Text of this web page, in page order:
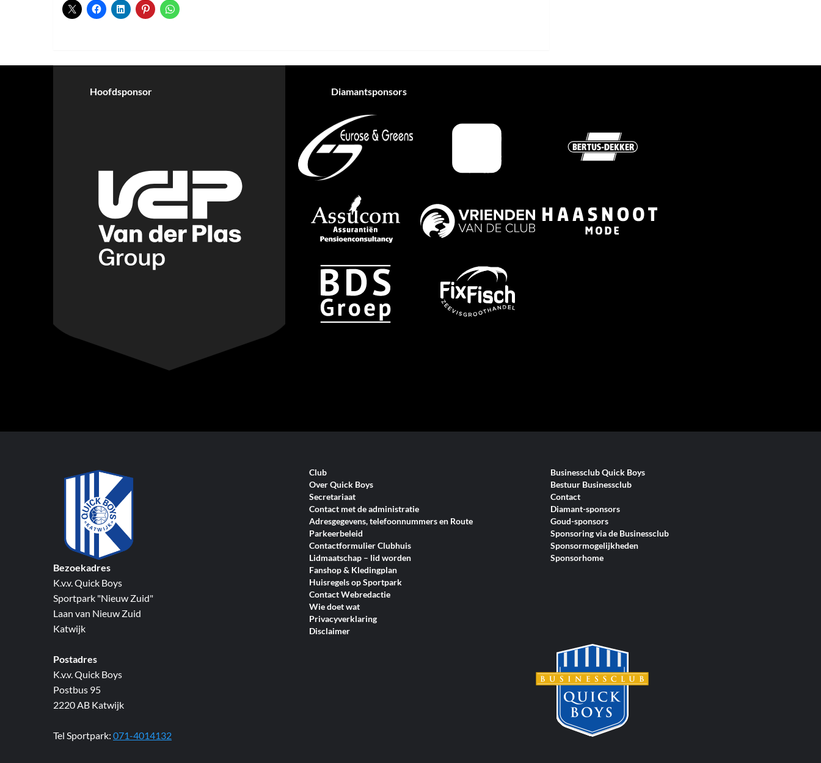
Hoofdsponsor Diamantsponsors
Bezoekadres
K.v.v. Quick Boys
Sportpark "Nieuw Zuid"
Laan van Nieuw Zuid
Katwijk
Postadres
K.v.v. Quick Boys
Postbus 95
2220 AB Katwijk
Tel Sportpark: 071-4014132
Club
Over Quick Boys
Secretariaat
Contact met de administratie
Adresgegevens, telefoonnummers en Route
Parkeerbeleid
Contactformulier Clubhuis
Lidmaatschap – lid worden
Fanshop & Kledingplan
Huisregels op Sportpark
Contact Webredactie
Wie doet wat
Privacyverklaring
Disclaimer
Businessclub Quick Boys
Bestuur Businessclub
Contact
Diamant-sponsors
Goud-sponsors
Sponsoring via de Businessclub
Sponsormogelijkheden
Sponsorhome